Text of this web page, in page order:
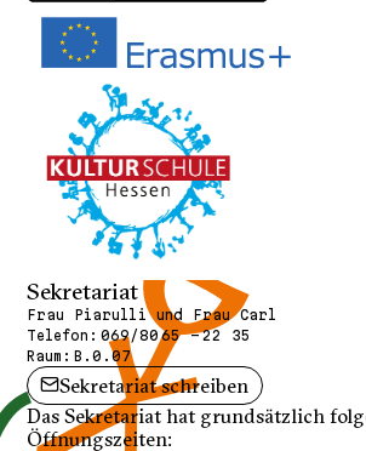
Sekretariat
Frau Piarulli und Frau Carl
Telefon: 069/80 65 - 22 35
Raum: B.0.07
Sekretariat schreiben
Das Sekretariat hat grundsätzlich
Öffnungszeiten: